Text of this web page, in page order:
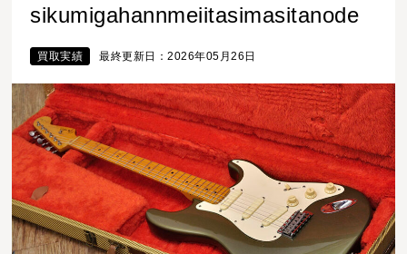
sikumigahannmeiitasimasitanode
買取実績 最終更新日：2026年05月26日